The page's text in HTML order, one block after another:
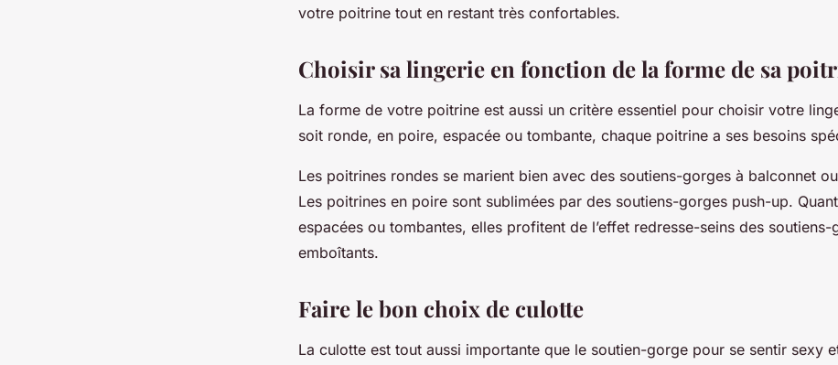
votre poitrine tout en restant très confortables.
Choisir sa lingerie en fonction de la forme de sa
La forme de votre poitrine est aussi un critère essentiel pour choisir votre
soit ronde, en poire, espacée ou tombante, chaque poitrine a ses besoins
Les poitrines rondes se marient bien avec des soutiens-gorges à balconnet
Les poitrines en poire sont sublimées par des soutiens-gorges push-up.
espacées ou tombantes, elles profitent de l’effet redresse-seins des soutiens-
emboîtants.
Faire le bon choix de culotte
La culotte est tout aussi importante que le soutien-gorge pour se sentir sexy